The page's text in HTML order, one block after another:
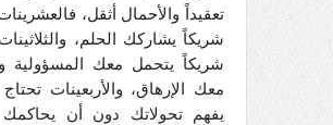
تعقيداً والأحمال أثقل،
شريكاً يشاركك الحلم،
شريكاً يتحمل معك المسؤولية
معك الإرهاق، والأربعينات
يفهم تحولاتك دون أن يحاكمك